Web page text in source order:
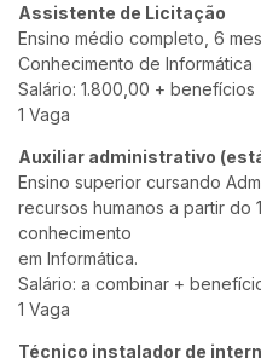
Assistente de Licitação
Ensino médio completo, 6
Conhecimento de Informática
Salário: 1.800,00 + benefícios
1 Vaga
Auxiliar administrativo
Ensino superior cursando
recursos humanos a partir do
conhecimento
em Informática.
Salário: a combinar +
1 Vaga
Técnico instalador de